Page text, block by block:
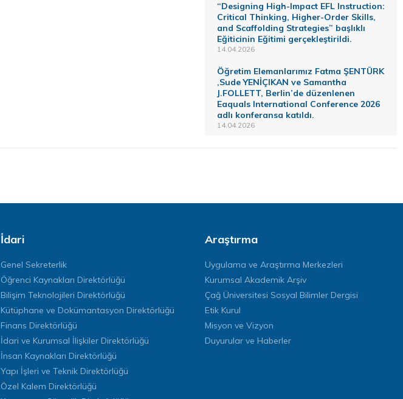
“Designing High-Impact EFL Instruction:
Critical Thinking, Higher-Order Skills,
and Scaffolding Strategies” başlıklı
Eğiticinin Eğitimi gerçekleştirildi.
14.04.2026
Öğretim Elemanlarımız Fatma ŞENTÜRK
,Sude YENİÇIKAN ve Samantha
J.FOLLETT, Berlin’de düzenlenen
Eaquals International Conference 2026
adlı konferansa katıldı.
14.04.2026
İdari
Genel Sekreterlik
Öğrenci Kaynakları Direktörlüğü
Bilişim Teknolojileri Direktörlüğü
Kütüphane ve Dokümantasyon Direktörlüğü
Finans Direktörlüğü
İdari ve Kurumsal İlişkiler Direktörlüğü
İnsan Kaynakları Direktörlüğü
Yapı İşleri ve Teknik Direktörlüğü
Özel Kalem Direktörlüğü
Araştırma
Uygulama ve Araştırma Merkezleri
Kurumsal Akademik Arşiv
Çağ Üniversitesi Sosyal Bilimler Dergisi
Etik Kurul
Misyon ve Vizyon
Duyurular ve Haberler